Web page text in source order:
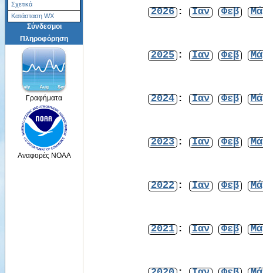
Σχετικά
Κατάσταση WX
Σύνδεσμοι
Πληροφόρηση
Γραφήματα
Αναφορές NOAA
2026 : Ιαν Φεβ
2025 : Ιαν Φεβ
2024 : Ιαν Φεβ
2023 : Ιαν Φεβ
2022 : Ιαν Φεβ
2021 : Ιαν Φεβ